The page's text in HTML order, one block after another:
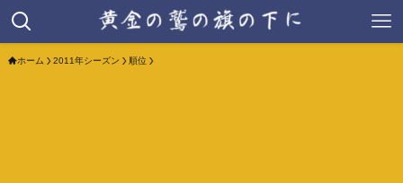
ホーム 2011年シーズン 順位